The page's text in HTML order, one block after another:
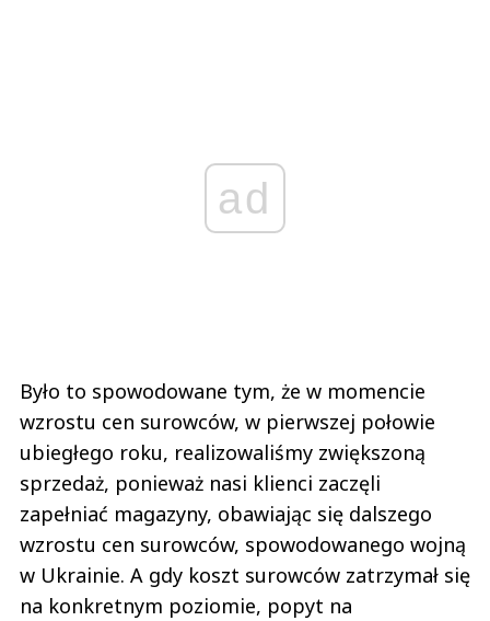
ad
Było to spowodowane tym, że w momencie
wzrostu cen surowców, w pierwszej połowie
ubiegłego roku, realizowaliśmy zwiększoną
sprzedaż, ponieważ nasi klienci zaczęli
zapełniać magazyny, obawiając się dalszego
wzrostu cen surowców, spowodowanego wojną
w Ukrainie. A gdy koszt surowców zatrzymał się
na konkretnym poziomie, popyt na